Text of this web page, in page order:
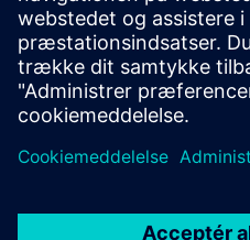
connectivity, protocol
communication for smart
Få mere at vide